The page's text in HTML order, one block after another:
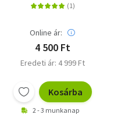
Online ár:
4 500 Ft
Eredeti ár: 4 999 Ft
Kosárba
2 - 3 munkanap